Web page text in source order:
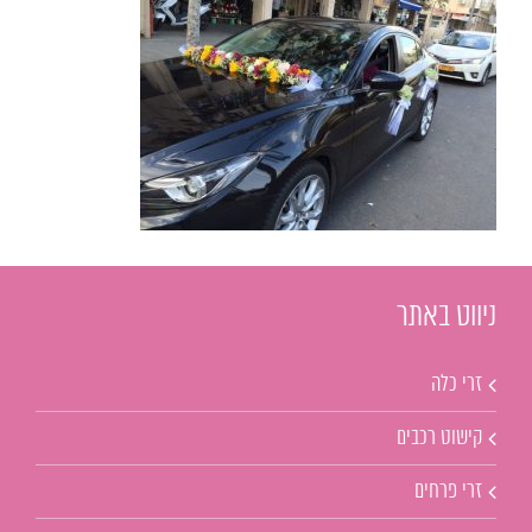
ניווט באתר
זרי כלה
קישוט רכבים
זרי פרחים